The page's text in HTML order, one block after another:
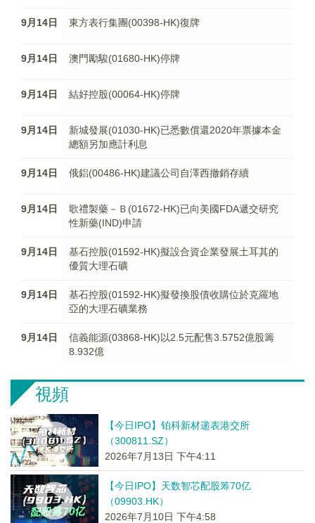
9月14日 東方表行集團(00398-HK)復牌
9月14日 澳門勵駿(01680-HK)停牌
9月14日 結好控股(00064-HK)停牌
9月14日
新城發展(01030-HK)已悉數償還2020年票據本金
總額另加應計利息
9月14日 俄鋁(00486-HK)建議公司自澤西撤銷存續
9月14日
歌禮製藥－Ｂ(01672-HK)已向美國FDA遞交研究
性新藥(IND)申請
9月14日
基石控股(01592-HK)擬設合資企業發展土耳其的
優質大理石礦
9月14日
基石控股(01592-HK)擬發換股債收購位於克羅地
亞的大理石礦業務
9月14日
信義能源(03868-HK)以2.5元配售3.5752億股籌
8.932億
視頻
【今日IPO】铂科新材递表港交所
（300811.SZ）
2026年7月13日 下午4:11
【今日IPO】天数智芯配股筹70亿
（09903.HK）
2026年7月10日 下午4:58